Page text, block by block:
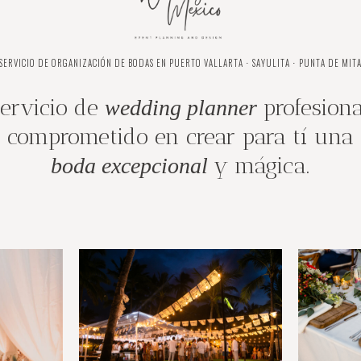
DE ORGANIZACIÓN DE BODAS EN PUERTO VALLARTA ⋅ SAYULITA ⋅ PUNTA DE MITA
dewedding planner
comprometido en crear para tí una
boda excepcional y mágica.